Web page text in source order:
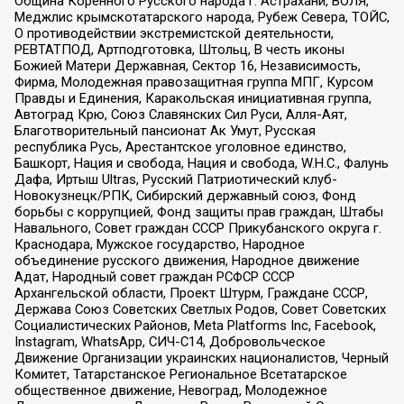
Меджлис крымскотатарского народа, Рубеж Севера, ТОЙС,
О противодействии экстремистской деятельности,
РЕВТАТПОД, Артподготовка, Штольц, В честь иконы
Божией Матери Державная, Сектор 16, Независимость,
Фирма, Молодежная правозащитная группа МПГ, Курсом
Правды и Единения, Каракольская инициативная группа,
Автоград Крю, Союз Славянских Сил Руси, Алля-Аят,
Благотворительный пансионат Ак Умут, Русская
республика Русь, Арестантское уголовное единство,
Башкорт, Нация и свобода, Нация и свобода, W.H.С., Фалунь
Дафа, Иртыш Ultras, Русский Патриотический клуб-
Новокузнецк/РПК, Сибирский державный союз, Фонд
борьбы с коррупцией, Фонд защиты прав граждан, Штабы
Навального, Совет граждан СССР Прикубанского округа г.
Краснодара, Мужское государство, Народное
объединение русского движения, Народное движение
Адат, Народный совет граждан РСФСР СССР
Архангельской области, Проект Штурм, Граждане СССР,
Держава Союз Советских Светлых Родов, Совет Советских
Социалистических Районов, Meta Platforms Inc, Facebook,
Instagram, WhatsApp, СИЧ-С14, Добровольческое
Движение Организации украинских националистов, Черный
Комитет, Татарстанское Региональное Всетатарское
общественное движение, Невоград, Молодежное